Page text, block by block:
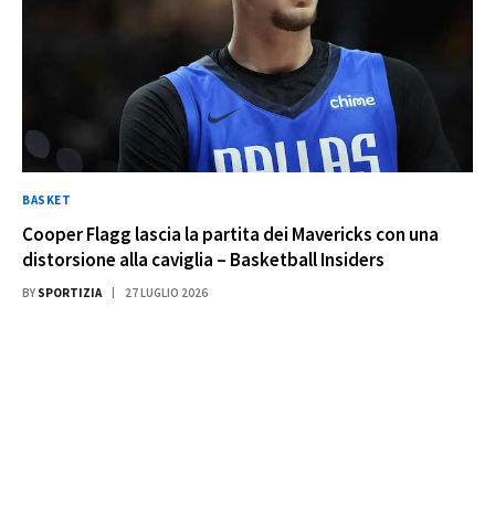
BASKET
Cooper Flagg lascia la partita dei Mavericks con una
distorsione alla caviglia – Basketball Insiders
BY SPORTIZIA 27 LUGLIO 2026